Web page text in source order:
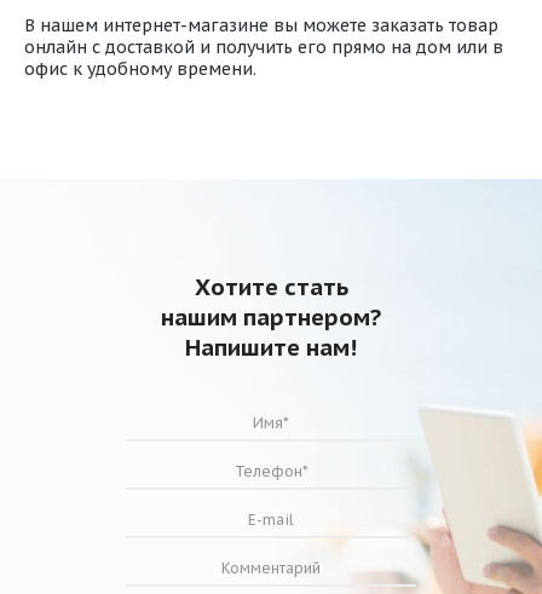
В нашем интернет-магазине вы можете заказать товар
онлайн с доставкой и получить его прямо на дом или в
офис к удобному времени.
Хотите стать
нашим партнером?
Напишите нам!